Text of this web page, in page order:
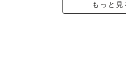
もっと見